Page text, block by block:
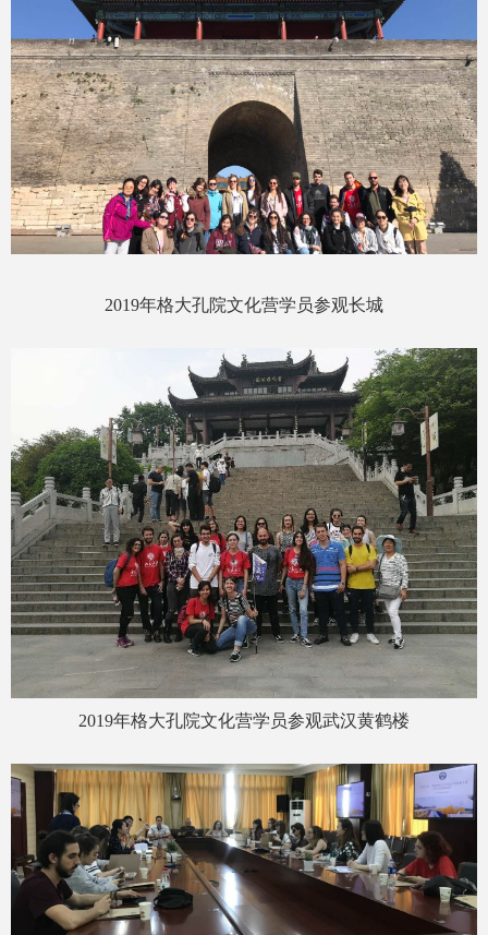
2019年格大孔院文化营学员参观长城
2019年格大孔院文化营学员参观武汉黄鹤楼